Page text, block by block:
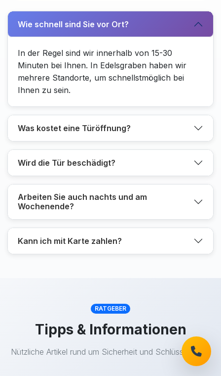
Wie schnell sind Sie vor Ort?
In der Regel sind wir innerhalb von 15-30
Minuten bei Ihnen. In Edelsgraben haben wir
mehrere Standorte, um schnellstmöglich bei
Ihnen zu sein.
Was kostet eine Türöffnung?
Wird die Tür beschädigt?
Arbeiten Sie auch nachts und am
Wochenende?
Kann ich mit Karte zahlen?
RATGEBER
Tipps & Informationen
Nützliche Artikel rund um Sicherheit und Schlüsseldienst